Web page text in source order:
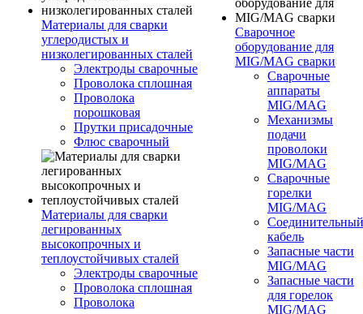
Материалы для сварки
углеродистых и
низколегированных сталей
Электроды сварочные
Проволока сплошная
Проволока
порошковая
Прутки присадочные
Флюс сварочный
Материалы для сварки
легированных
высокопрочных и
теплоустойчивых сталей
Электроды сварочные
Проволока сплошная
Проволока
Сварочное
оборудование для
MIG/MAG сварки
Сварочные
аппараты
MIG/MAG
Механизмы
подачи
проволоки
MIG/MAG
Сварочные
горелки
MIG/MAG
Соединительный
кабель
Запасные части
MIG/MAG
Запасные части
для горелок
MIG/MAG